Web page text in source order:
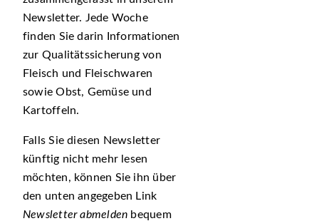
Newsletter. Jede Woche
finden Sie darin Informationen
zur Qualitätssicherung von
Fleisch und Fleischwaren
sowie Obst, Gemüse und
Kartoffeln.
Falls Sie diesen Newsletter
künftig nicht mehr lesen
möchten, können Sie ihn über
den unten angegeben Link
Newsletter abmelden bequem